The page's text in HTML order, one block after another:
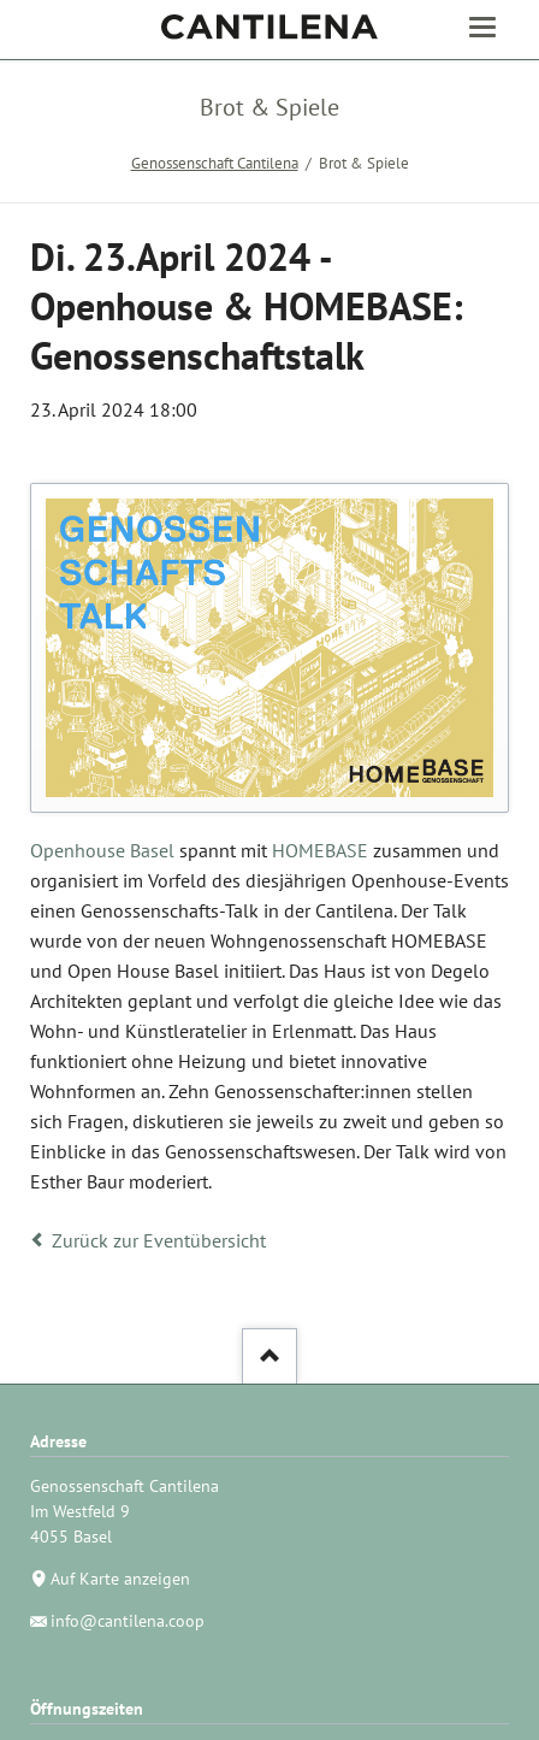
Brot & Spiele
Genossenschaft Cantilena Brot & Spiele
Di. 23.April 2024 -
Openhouse & HOMEBASE:
Genossenschaftstalk
23. April 2024 18:00
Openhouse Basel spannt mit HOMEBASE zusammen und
organisiert im Vorfeld des diesjährigen Openhouse-Events
einen Genossenschafts-Talk in der Cantilena. Der Talk
wurde von der neuen Wohngenossenschaft HOMEBASE
und Open House Basel initiiert. Das Haus ist von Degelo
Architekten geplant und verfolgt die gleiche Idee wie das
Wohn- und Künstleratelier in Erlenmatt. Das Haus
funktioniert ohne Heizung und bietet innovative
Wohnformen an. Zehn Genossenschafter:innen stellen
sich Fragen, diskutieren sie jeweils zu zweit und geben so
Einblicke in das Genossenschaftswesen. Der Talk wird von
Esther Baur moderiert.
Zurück zur Eventübersicht
Adresse
Genossenschaft Cantilena
Im Westfeld 9
4055 Basel
Auf Karte anzeigen
info@cantilena.coop
Öffnungszeiten